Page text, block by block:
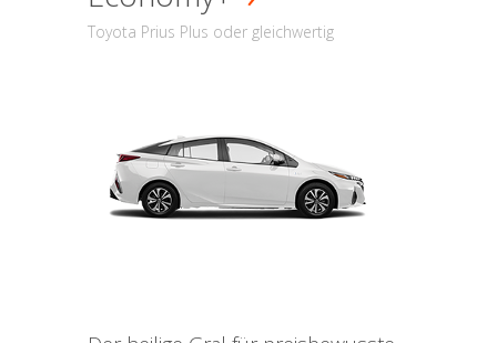
Toyota Prius Plus oder gleichwertig